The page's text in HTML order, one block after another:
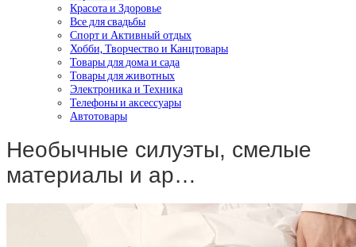
Красота и Здоровье
Все для свадьбы
Спорт и Активный отдых
Хобби, Творчество и Канцтовары
Товары для дома и сада
Товары для животных
Электроника и Техника
Телефоны и аксессуары
Автотовары
Необычные силуэты, смелые
материалы и ар…